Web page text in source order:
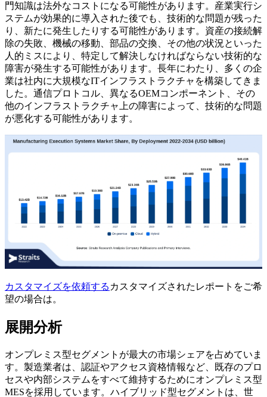
門知識は法外なコストになる可能性があります。産業実行シ
ステムが効果的に導入された後でも、技術的な問題が残った
り、新たに発生したりする可能性があります。資産の接続解
除の失敗、機械の移動、部品の交換、その他の状況といった
人的ミスにより、特定して解決しなければならない技術的な
障害が発生する可能性があります。長年にわたり、多くの企
業は社内に大規模なITインフラストラクチャを構築してきま
した。通信プロトコル、異なるOEMコンポーネント、その
他のインフラストラクチャ上の障害によって、技術的な問題
が悪化する可能性があります。
カスタマイズを依頼する カスタマイズされたレポートをご希
望の場合は。
展開分析
オンプレミス型セグメントが最大の市場シェアを占めていま
す。製造業者は、認証やアクセス資格情報など、既存のプロ
セスや内部システムをすべて維持するためにオンプレミス型
MESを採用しています。ハイブリッド型セグメントは、世